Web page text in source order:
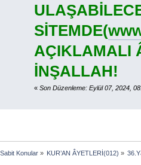
SİTEMDE(
AÇIKLAMALI
İNŞALLAH!
« Son Düzenleme: Eylül 07, 2024,
Sabit Konular» KUR’AN ÂYETLERİ(012) »